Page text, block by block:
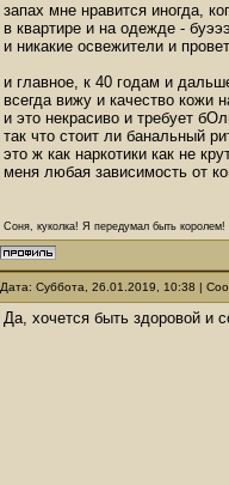
запах мне нравится иногда,
в квартире и на одежде -
и никакие освежители и
и главное, к 40 годам и
всегда вижу и качество кожи
и это некрасиво и требует
так что стоит ли банальный
это ж как наркотики как не
меня любая зависимость от
Соня, куколка! Я передумал быть
Дата: Суббота, 26.01.2019, 10:38 |
Да, хочется быть здоровой и